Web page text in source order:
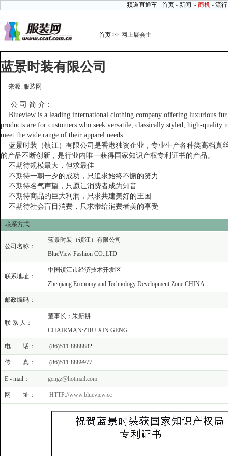
频道直通车 首页 - 新闻 - 商机 - 流行
首页 >> 网上展会主
蓝景时装有限公司
来源: 服装网
公 司 简 介：
Blueview is a leading international clothing company offering luxurious fur
products are for customers who seek versatile, classically styled, high-quality
meet the wide range of their apparel needs......
蓝景时装（镇江）有限公司是香港独资企业，专业生产各种类高档真
的产品不断创新，是行业内唯一获得国家知识产权专利证书的产品。
不期待规模最大，但求最佳
不期待一朝一夕的成功，只追求始终不懈的努力
不期待名气声望，只愿让消费者成为知音
不期待商品的巨大利润，只求共建美好的王国
不期待社会盲目消费，只求带给消费者美的享受
联系方式
公司名称：
蓝景时装（镇江）有限公司
BlueView Fashion CO.,LTD
联系地址：
中国镇江市经济技术开发区
Zhenjiang Economy and Technology Development Zone CHINA
邮政编码：
联 系 人：
董事长：朱新耕
CHAIRMAN:ZHU XIN GENG
电 话： (86)511-8888882
传 真： (86)511-8889977
E - mail： gengz@hotmail.com
网 址： HTTP://www.blueview.cc